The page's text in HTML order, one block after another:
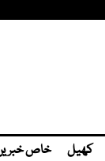
کھیل خاص